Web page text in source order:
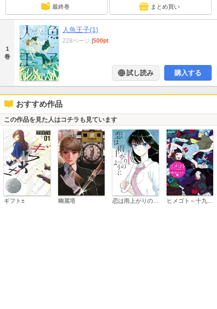
最終巻 まとめ買い
1
巻
人魚王子(1)
228ページ 500pt
試し読み 購入する
おすすめ作品
この作品を見た人はコチラも見ています
ギフト± 幽麗塔 恋は雨上がりのように ヒメゴト～十九歳の制服～